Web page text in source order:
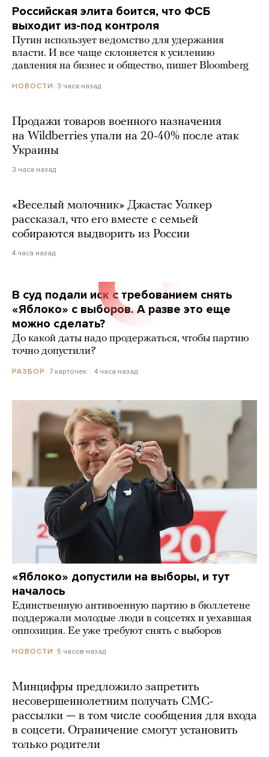
Российская элита боится, что ФСБ
выходит из-под контроля
Путин использует ведомство для удержания
власти. И все чаще склоняется к усилению
давления на бизнес и общество, пишет Bloomberg
НОВОСТИ 3 часа назад
Продажи товаров военного назначения
на Wildberries упали на 20-40% после атак
Украины
3 часа назад
«Веселый молочник» Джастас Уолкер
рассказал, что его вместе с семьей
собираются выдворить из России
4 часа назад
В суд подали иск с требованием снять
«Яблоко» с выборов. А разве это еще
можно сделать?
До какой даты надо продержаться, чтобы партию
точно допустили?
РАЗБОР 7 карточек 4 часа назад
«Яблоко» допустили на выборы, и тут
началось
Единственную антивоенную партию в бюллетене
поддержали молодые люди в соцсетях и уехавшая
оппозиция. Ее уже требуют снять с выборов
НОВОСТИ 5 часов назад
Минцифры предложило запретить
несовершеннолетним получать СМС-
рассылки — в том числе сообщения для входа
в соцсети. Ограничение смогут установить
только родители